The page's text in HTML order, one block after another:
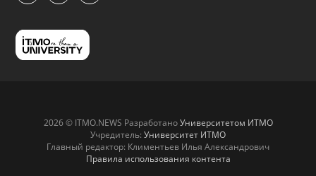
2026 © ITMO.NEWS РазработаноУниверситетом ИТМО
Учредитель: Университет ИТМО
Главный редактор: Климентьев Илья Александрович
Правила использования контента